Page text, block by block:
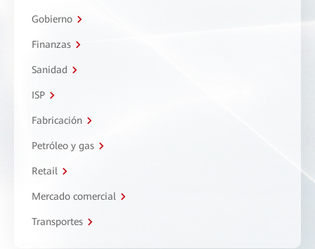
Gobierno
Finanzas
Sanidad
ISP
Fabricación
Petróleo y gas
Retail
Mercado comercial
Transportes